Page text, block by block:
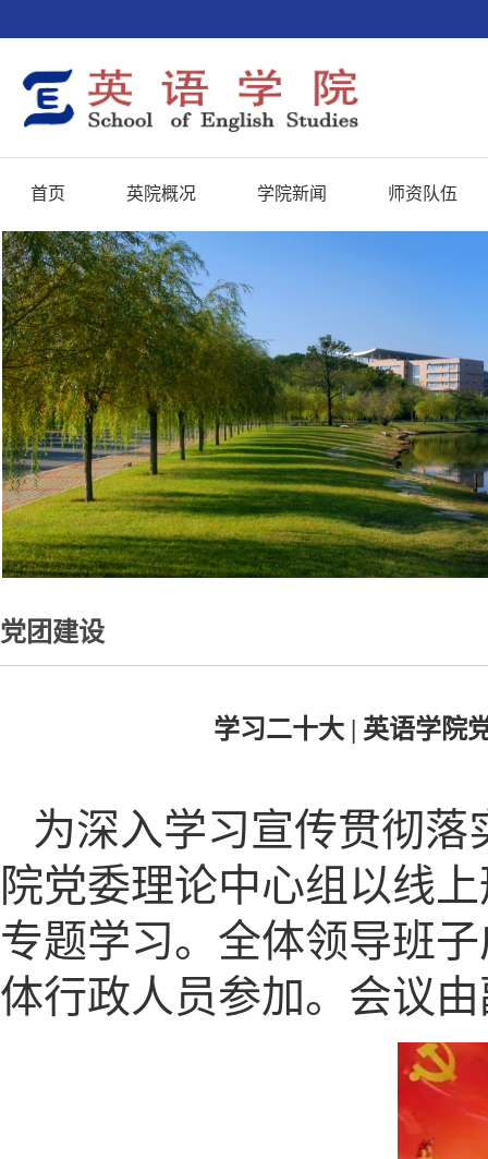
首页 英院概况 学院新闻 师资队伍
党团建设
学习二十大 | 英语学院
为深入学习宣传贯彻落
院党委理论中心组以线
专题学习。全体领导班
体行政人员参加。会议